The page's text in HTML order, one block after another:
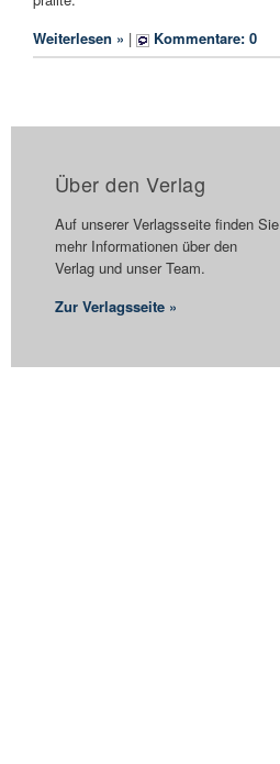
Weiterlesen » | Kommentare: 0
Über den Verlag
Auf unserer Verlagsseite finden Sie
mehr Informationen über den
Verlag und unser Team.
Zur Verlagsseite »